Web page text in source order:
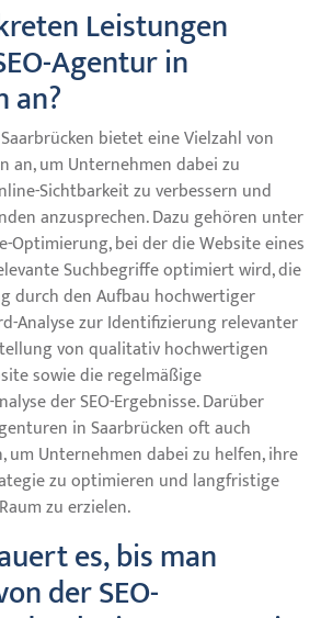
Leistungen
Agentur in
an?
bietet eine Vielzahl von
an, um Unternehmen dabei zu
Sichtbarkeit zu verbessern und
anzusprechen. Dazu gehören unter
Optimierung, bei der die Website eines
Suchbegriffe optimiert wird, die
durch den Aufbau hochwertiger
Analyse zur Identifizierung relevanter
von qualitativ hochwertigen
sowie die regelmäßige
der SEO-Ergebnisse. Darüber
in Saarbrücken oft auch
um Unternehmen dabei zu helfen, ihre
zu optimieren und langfristige
zu erzielen.
es, bis man
der SEO-